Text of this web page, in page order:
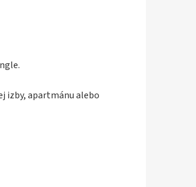
izby, apartmánu alebo